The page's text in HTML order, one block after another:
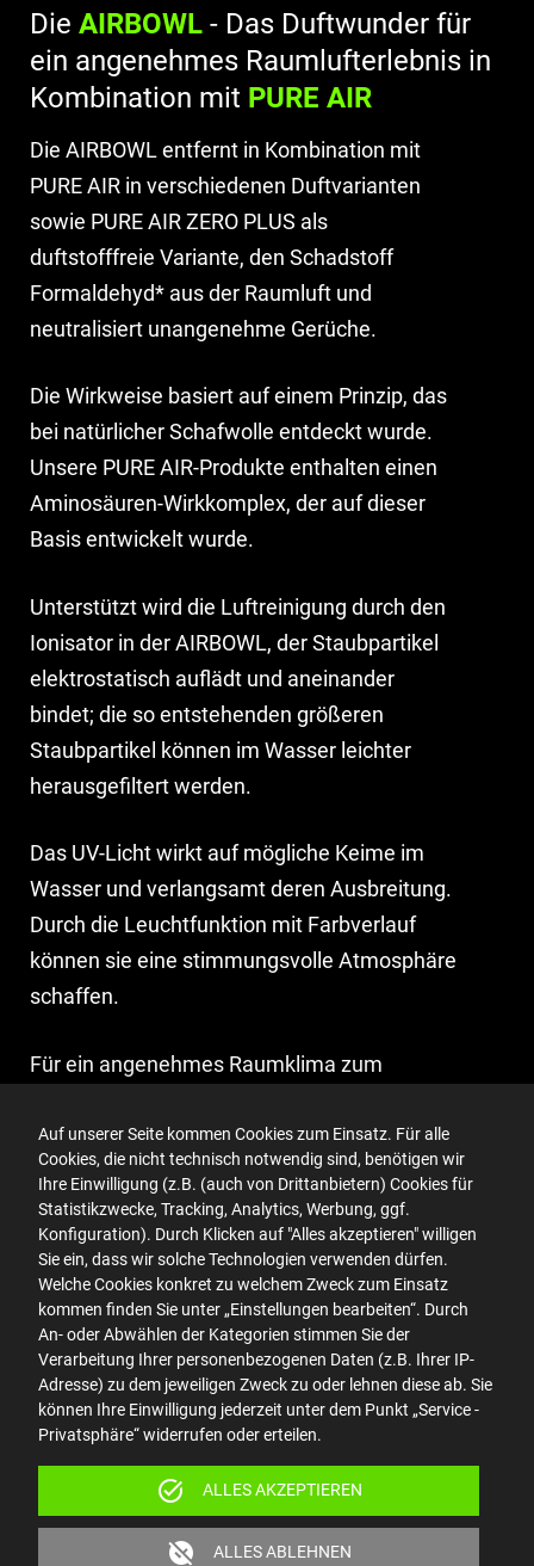
Die AIRBOWL- Das Duftwunder für
ein angenehmes Raumlufterlebnis in
Kombination mit PURE AIR
Die AIRBOWL entfernt in Kombination mit
PURE AIR in verschiedenen Duftvarianten
sowie PURE AIR ZERO PLUS als
duftstofffreie Variante, den Schadstoff
Formaldehyd* aus der Raumluft und
neutralisiert unangenehme Gerüche.
Die Wirkweise basiert auf einem Prinzip, das
bei natürlicher Schafwolle entdeckt wurde.
Unsere PURE AIR-Produkte enthalten einen
Aminosäuren-Wirkkomplex, der auf dieser
Basis entwickelt wurde.
Unterstützt wird die Luftreinigung durch den
Ionisator in der AIRBOWL, der Staubpartikel
elektrostatisch auflädt und aneinander
bindet; die so entstehenden größeren
Staubpartikel können im Wasser leichter
herausgefiltert werden.
Das UV-Licht wirkt auf mögliche Keime im
Wasser und verlangsamt deren Ausbreitung.
Durch die Leuchtfunktion mit Farbverlauf
können sie eine stimmungsvolle Atmosphäre
schaffen.
Für ein angenehmes Raumklima zum
* Die Formaldehydelimination in der Raumluft wurde vom
akkreditierten Prüflabor CBA in Kirkel-Limbach 2017 bestätigt
(Prüf-Nr. 123/05/15 IV, DIN ISO 16000-3).
Auf unserer Seite kommen Cookies zum Einsatz. Für alle
Cookies, die nicht technisch notwendig sind, benötigen wir
Ihre Einwilligung (z.B. (auch von Drittanbietern) Cookies für
Statistikzwecke, Tracking, Analytics, Werbung, ggf.
Konfiguration). Durch Klicken auf "Alles akzeptieren" willigen
Sie ein, dass wir solche Technologien verwenden dürfen.
Welche Cookies konkret zu welchem Zweck zum Einsatz
kommen finden Sie unter „Einstellungen bearbeiten“. Durch
An- oder Abwählen der Kategorien stimmen Sie der
Verarbeitung Ihrer personenbezogenen Daten (z.B. Ihrer IP-
Adresse) zu dem jeweiligen Zweck zu oder lehnen diese ab. Sie
können Ihre Einwilligung jederzeit unter dem Punkt „Service -
Privatsphäre“ widerrufen oder erteilen.
task_alt ALLES AKZEPTIEREN
unpublished ALLES ABLEHNEN